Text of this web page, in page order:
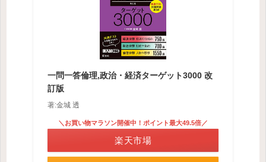
一問一答倫理,政治・経済ターゲット3000 改
訂版
著:金城 透
＼お買い物マラソン開催中！ポイント最大49.5倍／
楽天市場